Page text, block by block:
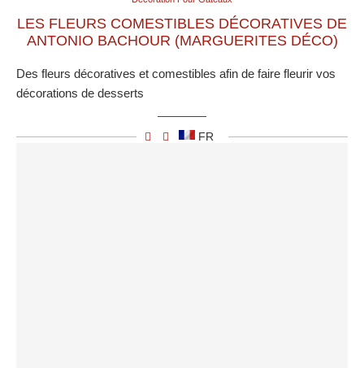
LES FLEURS COMESTIBLES DÉCORATIVES DE
ANTONIO BACHOUR (MARGUERITES DÉCO)
Des fleurs décoratives et comestibles afin de faire fleurir vos
décorations de desserts
FR